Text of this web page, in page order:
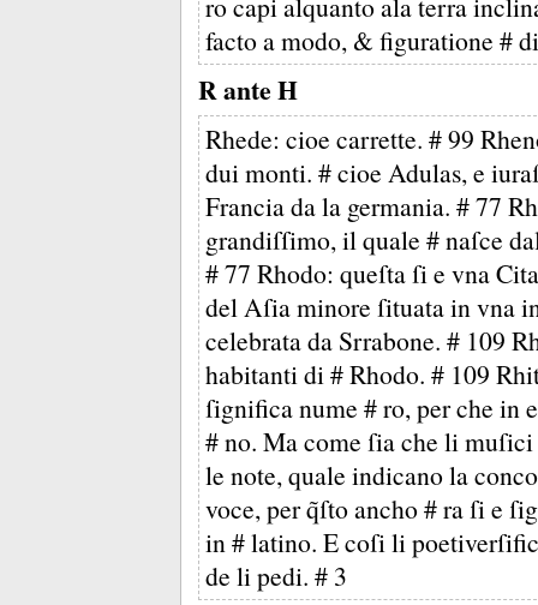
facto a modo, & figuratione #
R ante H
Rhede: cioe carrette. # 99
dui monti. # cioe Adulas, e
Francia da la germania. # 77
grandiſſimo, il quale # naſce
# 77 Rhodo: queſta ſi e vna
del Aſia minore ſituata in vna
celebrata da Srrabone. # 109
habitanti di # Rhodo. # 109
ſignifica nume # ro, per che in
# no. Ma come ſia che li
le note, quale indicano la
voce, per q̃ſto ancho # ra ſi e
in # latino. E coſi li
de li pedi. # 3